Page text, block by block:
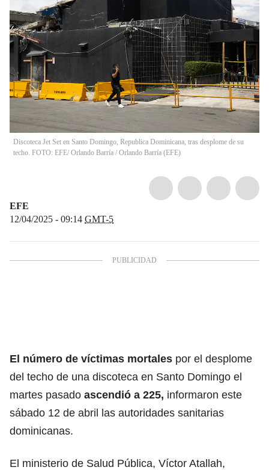
Discoteca Jet Set en Santo Domingo, Republica Dominicana, tras desplome de su
techo. FOTO: EFE/ Orlando Barría / Orlando Barría (EFE)
EFE
12/04/2025 - 09:14 GMT-5
El número de víctimas mortales por el desplome
del techo de una discoteca en Santo Domingo el
martes pasado ascendió a 225, informaron este
sábado 12 de abril las autoridades sanitarias
dominicanas.
El ministerio de Salud Pública, Víctor Atallah,